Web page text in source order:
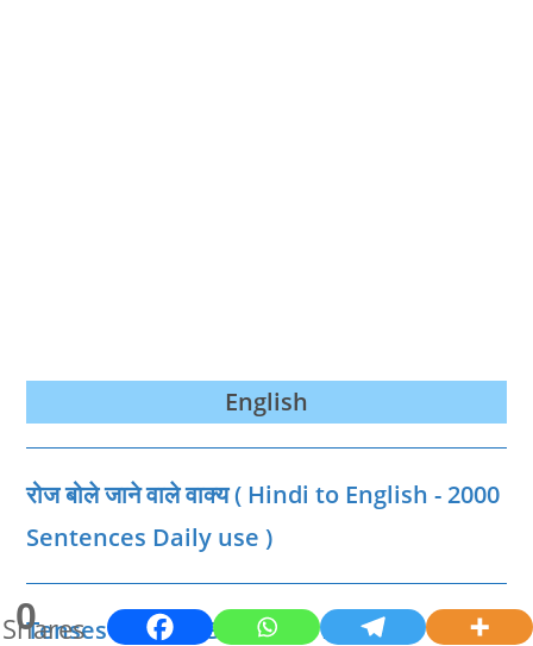
0
Shares
English
रोज बोले जाने वाले वाक्‍य ( Hindi to English - 2000
Sentences Daily use )
Tenses English Grammar List